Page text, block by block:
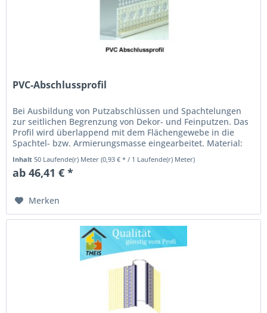
PVC-Abschlussprofil
Bei Ausbildung von Putzabschlüssen und Spachtelungen
zur seitlichen Begrenzung von Dekor- und Feinputzen. Das
Profil wird überlappend mit dem Flächengewebe in die
Spachtel- bzw. Armierungsmasse eingearbeitet. Material:
Inhalt 50 Laufende(r) Meter(0,93 € * / 1 Laufende(r) Meter)
ab 46,41 € *
Merken